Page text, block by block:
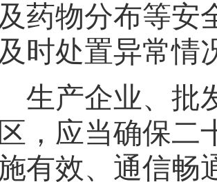
及药物分布等安
及时处置异常情
生产企业、批
区，应当确保二
有效、通信畅